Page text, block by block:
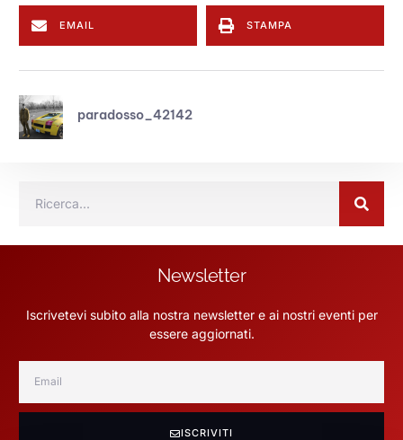
EMAIL STAMPA
paradosso_42142
Newsletter
Iscrivetevi subito alla nostra newsletter e ai nostri eventi per
essere aggiornati.
ISCRIVITI